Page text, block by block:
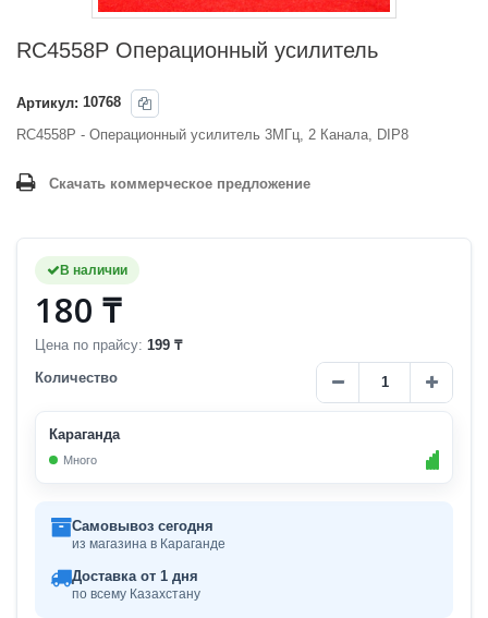
RC4558P Операционный усилитель
Артикул: 10768
RC4558P - Операционный усилитель 3МГц, 2 Канала, DIP8
Скачать коммерческое предложение
В наличии
180 ₸
Цена по прайсу: 199 ₸
Количество
Караганда
Много
Самовывоз сегодня
из магазина в Караганде
Доставка от 1 дня
по всему Казахстану